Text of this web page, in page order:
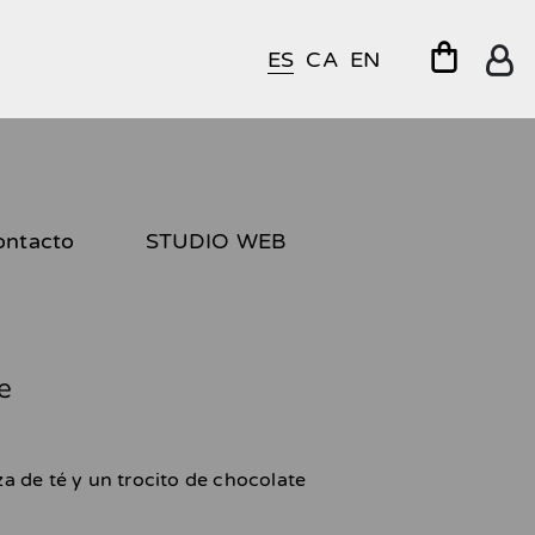
ES CA EN
STUDIO WEB
de té y un trocito de chocolate